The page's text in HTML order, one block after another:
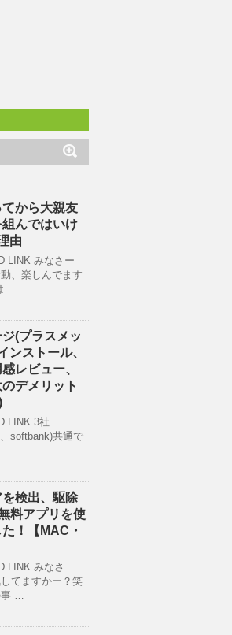
から大親友
んではいけ
由
LINK みなさー
、楽しんでます
…
(プラスメッ
ンストール、
レビュー、
デメリット
LINK 3社
softbank)共通で
検出、駆除
料アプリを使
！【MAC・
LINK みなさ
てますかー？笑
事 …